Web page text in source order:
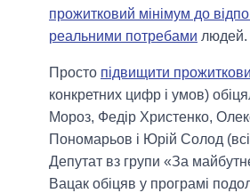
прожитковий мінімум до
реальними потребами людей.
Просто підвищити
конкретних цифр і умов)
Мороз, Федір Христенко,
Пономарьов і Юрій Солод
Депутат вз групи «За
Вацак обіцяв у програмі